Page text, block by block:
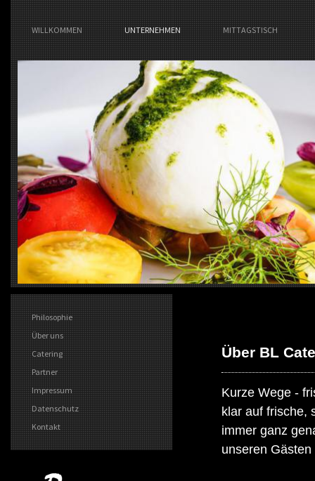
WILLKOMMEN UNTERNEHMEN MITTAGSTISCH
Philosophie
Über uns
Catering
Partner
Impressum
Datenschutz
Kontakt
Über BL
Kurze Wege -
klar auf frische,
immer ganz
unseren